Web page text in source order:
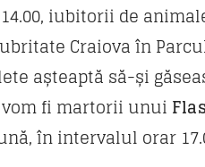
iubitorii de
Craiova în
așteaptă să-și
vom fi martorii unui
în intervalul orar